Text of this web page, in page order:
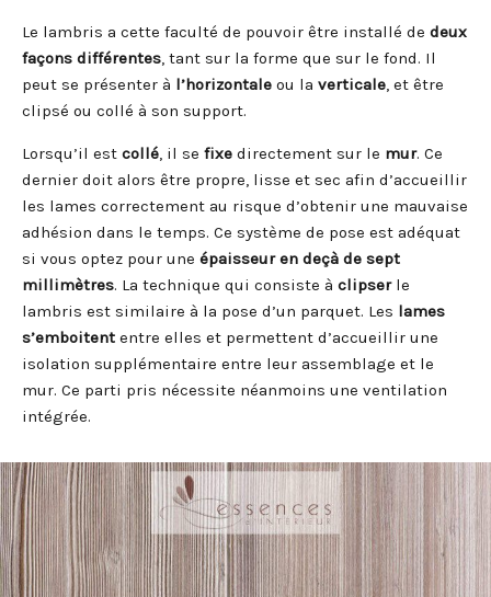
Le lambris a cette faculté de pouvoir être installé de deux
façons différentes , tant sur la forme que sur le fond. Il
peut se présenter à l’horizontale ou la verticale , et être
clipsé ou collé à son support.
Lorsqu’il est collé , il se fixe directement sur le mur. Ce
dernier doit alors être propre, lisse et sec afin d’accueillir
les lames correctement au risque d’obtenir une mauvaise
adhésion dans le temps. Ce système de pose est adéquat
si vous optez pour une épaisseur en deçà de sept
millimètres. La technique qui consiste à clipserle
lambris est similaire à la pose d’un parquet. Les lames
s’emboitent entre elles et permettent d’accueillir une
isolation supplémentaire entre leur assemblage et le
mur. Ce parti pris nécessite néanmoins une ventilation
intégrée.